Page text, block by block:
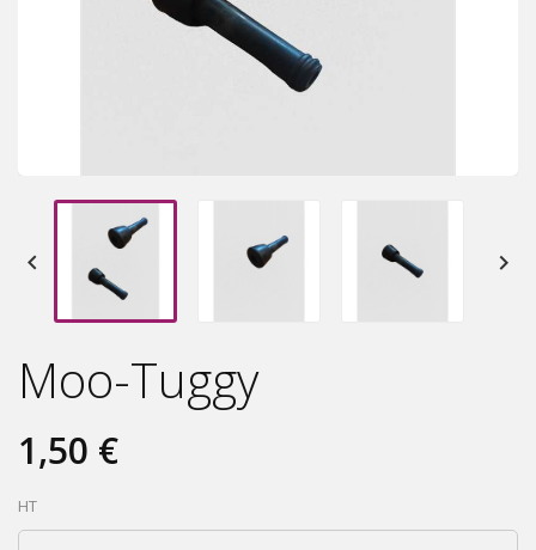
 
Moo-Tuggy
1,50 €
HT